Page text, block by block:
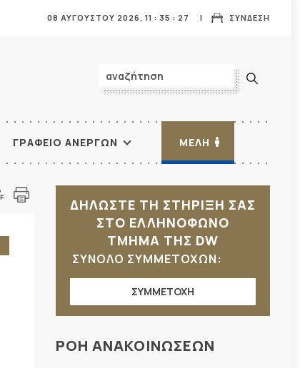
ΣΥΝΔΕΣΗ
08 ΑΥΓΟΥΣΤΟΥ 2026, 11 : 35 : 29
ΓΡΑΦΕΙΟ ΑΝΕΡΓΩΝ ΜΕΛΗ
ΔΗΛΩΣΤΕ ΤΗ ΣΤΗΡΙΞΗ ΣΑΣ
ΣΤΟ ΕΛΛΗΝΟΦΩΝΟ
ΤΜΗΜΑ ΤΗΣ DW
ΣΥΝΟΛΟ ΣΥΜΜΕΤΟΧΩΝ:
ΣΥΜΜΕΤΟΧΗ
ΡΟΗ ΑΝΑΚΟΙΝΩΣΕΩΝ